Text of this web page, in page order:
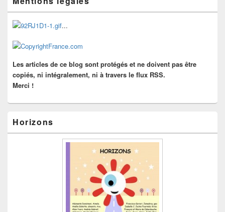
principale
de
widget
pour
barre
...
Les articles de ce blog sont protégés et ne doivent pas être
copiés, ni intégralement, ni à travers le flux RSS.
Merci !
Horizons